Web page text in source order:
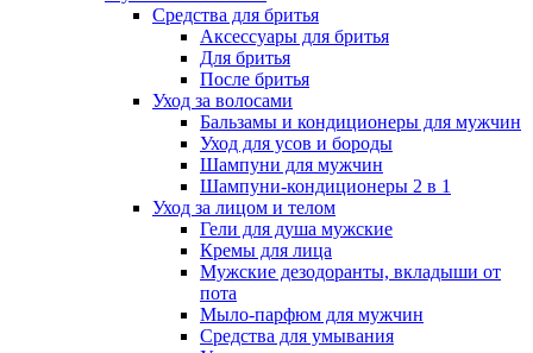
Средства для бритья
Аксессуары для бритья
Для бритья
После бритья
Уход за волосами
Бальзамы и кондиционеры для мужчин
Уход для усов и бороды
Шампуни для мужчин
Шампуни-кондиционеры 2 в 1
Уход за лицом и телом
Гели для душа мужские
Кремы для лица
Мужские дезодоранты, вкладыши от
пота
Мыло-парфюм для мужчин
Средства для умывания